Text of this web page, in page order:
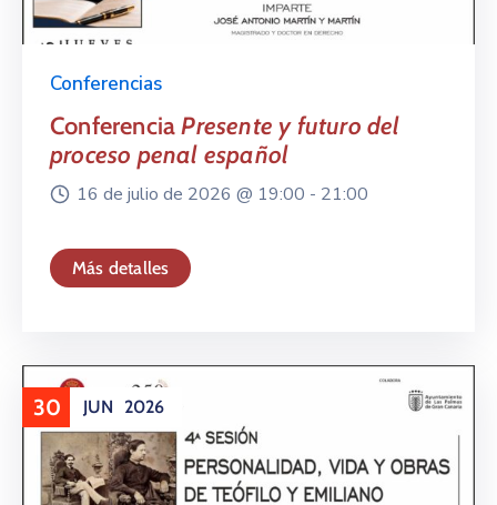
Conferencias
ConferenciaPresente y futuro del
proceso penal español
16 de julio de 2026 @ 19:00 - 21:00
Más detalles
30 JUN 2026